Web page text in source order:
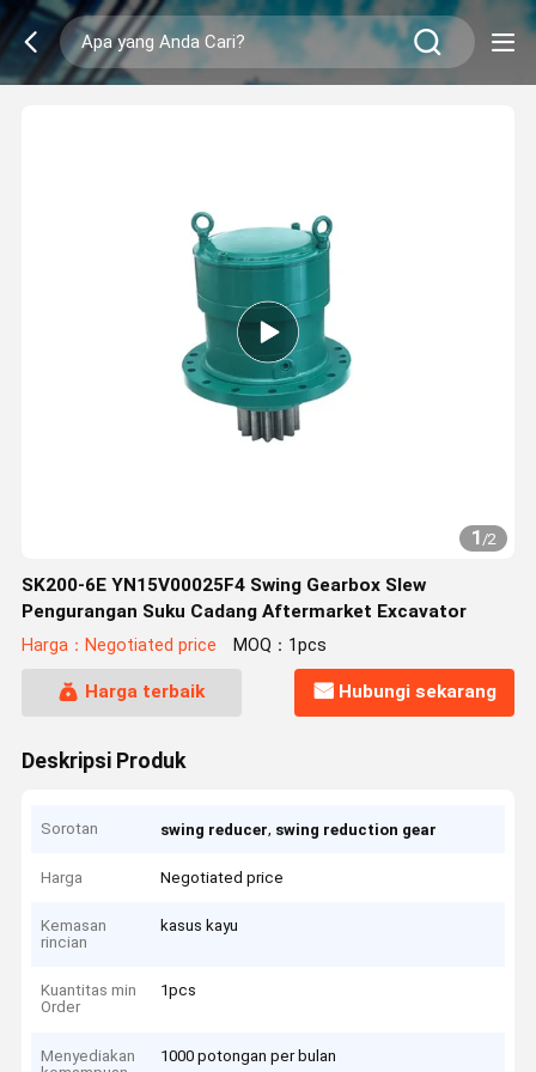
1/2
SK200-6E YN15V00025F4 Swing Gearbox Slew
Pengurangan Suku Cadang Aftermarket Excavator
Harga：Negotiated price MOQ：1pcs
Harga terbaik Hubungi sekarang
Deskripsi Produk
Sorotan swing reducer, swing reduction gear
Harga Negotiated price
Kemasan
rincian
kasus kayu
Kuantitas min
Order
1pcs
Menyediakan
1000 potongan per bulan